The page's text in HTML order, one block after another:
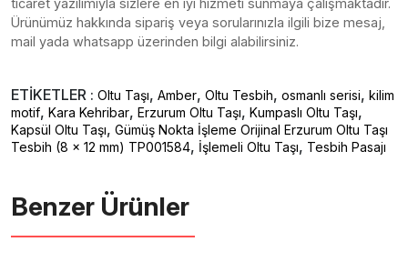
ticaret yazılımıyla sizlere en iyi hizmeti sunmaya çalışmaktadır.
Ürünümüz hakkında sipariş veya sorularınızla ilgili bize mesaj,
mail yada whatsapp üzerinden bilgi alabilirsiniz.
ETİKETLER : Oltu Taşı, Amber, Oltu Tesbih, osmanlı serisi, kilim
motif, Kara Kehribar, Erzurum Oltu Taşı, Kumpaslı Oltu Taşı,
Kapsül Oltu Taşı, Gümüş Nokta İşleme Orijinal Erzurum Oltu Taşı
Tesbih (8 x 12 mm) TP001584, İşlemeli Oltu Taşı, Tesbih Pasajı
Benzer Ürünler ️